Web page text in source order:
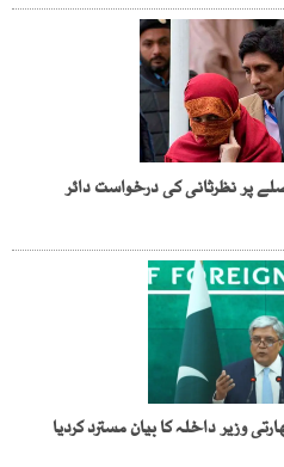
پر نظرثانی کی درخواست دائر
وزیر داخلہ کا بیان مسترد کردیا